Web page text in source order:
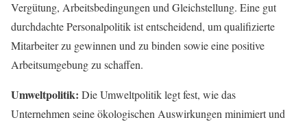
Vergütung, Arbeitsbedingungen und Gleichstellung. Eine gut
durchdachte Personalpolitik ist entscheidend, um qualifizierte
Mitarbeiter zu gewinnen und zu binden sowie eine positive
Arbeitsumgebung zu schaffen.
Umweltpolitik: Die Umweltpolitik legt fest, wie das
Unternehmen seine ökologischen Auswirkungen minimiert und